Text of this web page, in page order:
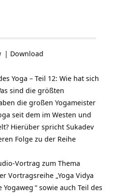
| Download
Yoga – Teil 12: Wie hat sich
sind die größten
die großen Yogameister
seit dem im Westen und
Hierüber spricht Sukadev
Folge zu der Reihe
Vortrag zum Thema
Vortragsreihe „Yoga Vidya
Yogaweg “ sowie auch Teil des